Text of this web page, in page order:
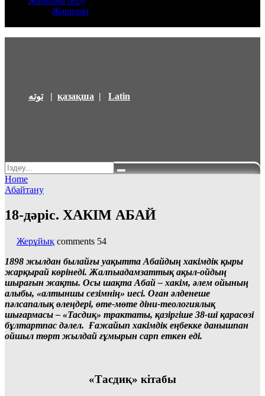
Жарнама
توتە| қазақша | Latin
Home
Абайтану
18-дәріс. ХАКІМ АБАЙ
Жерұйық comments 54
1898 жылдан былайғы уақытта Абайдың хакімдік қыры
жарқырай көрінеді. Жалпыадамзаттық ақыл-ойдың
шырағын жақты. Осы шақта Абай – хакім, әлем ойының
алыбы, «алтыншы сезімнің» иесі. Оған әлденеше
пәлсапалық өлеңдері, өте-мөте діни-теологиялық
шығармасы – «Тасдиқ» трактаты, қазіргіше 38-ші қарасөзі
бұлтартпас дәлел. Ғажайып хакімдік еңбекке данышпан
ойшыл төрт жылдай ғұмырын сарп еткен еді.
«Тасдиқ» кітабы